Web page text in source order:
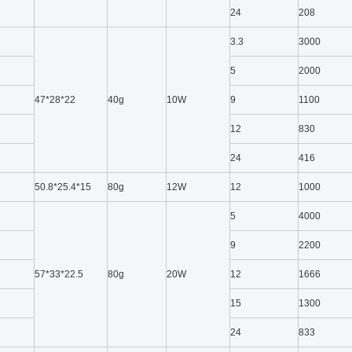
24 208
47*28*22 40g 10W
3.3 3000
5 2000
9 1100
12 830
24 416
50.8*25.4*15 80g 12W 12 1000
57*33*22.5 80g 20W
5 4000
9 2200
12 1666
15 1300
24 833